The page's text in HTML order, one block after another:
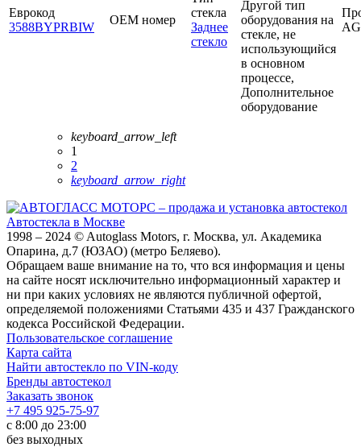
Еврокод
3588BYPRBIW
OEM номер
стекла
Заднее
стекло
Другой тип
оборудования на
стекле, не
использующийся
в основном
процессе,
Дополнительное
оборудование
keyboard_arrow_left
1
2
keyboard_arrow_right
Автостекла в Москве
1998 – 2024 © Autoglass Motors, г. Москва, ул. Академика
Опарина, д.7 (ЮЗАО) (метро Беляево).
Обращаем ваше внимание на то, что вся информация и цены
на сайте носят исключительно информационный характер и
ни при каких условиях не являются публичной офертой,
определяемой положениями Статьями 435 и 437 Гражданского
кодекса Российской Федерации.
Пользовательское соглашение
Карта сайта
Найти автостекло по VIN-коду
Бренды автостекол
Заказать звонок
+7 495 925-75-97
с 8:00 до 23:00
без выходных